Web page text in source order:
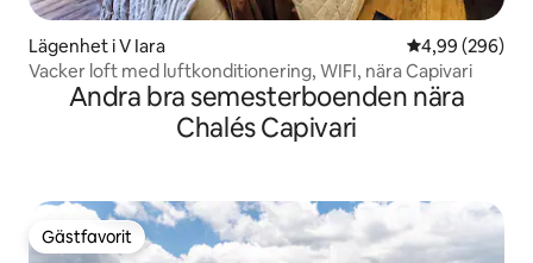
Lägenhet i V Iara 4,99 av 5 i
4,99 (296)
Vacker loft med luftkonditionering, WIFI, nära Capivari
Andra bra semesterboenden nära
Chalés Capivari
Gästfavorit
Gästfavorit